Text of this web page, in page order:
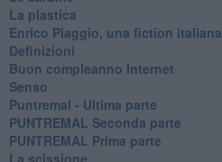
La plastica
​Enrico Piaggio, una fiction italiana
Definizioni
​Buon compleanno Internet
Senso
Puntremal - Ultima parte
PUNTREMAL Seconda parte
​PUNTREMAL Prima parte
La scissione